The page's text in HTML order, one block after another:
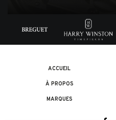
ACCUEIL
À PROPOS
MARQUES